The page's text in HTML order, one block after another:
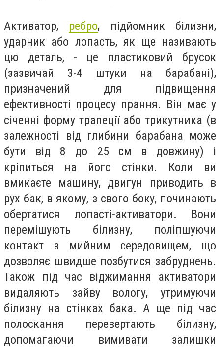
Активатор, ребро, підйомник білизни,
ударник або лопасть, як ще називають
цю деталь, - це пластиковий брусок
(зазвичай 3-4 штуки на барабані),
призначений для підвищення
ефективності процесу прання. Він має у
січенні форму трапеції або трикутника (в
залежності від глибини барабана може
бути від 8 до 25 см в довжину) і
кріпиться на його стінки. Коли ви
вмикаєте машину, двигун приводить в
рух бак, в якому, з свого боку, починають
обертатися лопасті-активатори. Вони
перемішують білизну, поліпшуючи
контакт з мийним середовищем, що
дозволяє швидше позбутися забруднень.
Також під час віджимання активатори
видаляють зайву вологу, утримуючи
білизну на стінках бака. А ще під час
полоскання перевертають білизну,
допомагаючи вимивати залишки